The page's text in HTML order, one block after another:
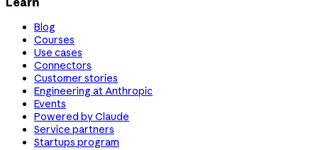
Blog
Courses
Use cases
Connectors
Customer stories
Engineering at Anthropic
Events
Powered by Claude
Service partners
Startups program